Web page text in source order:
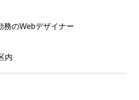
務のWebデザイナー
内